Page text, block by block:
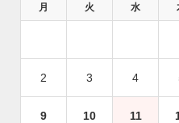
月 火 水
2 3 4
9 10 11